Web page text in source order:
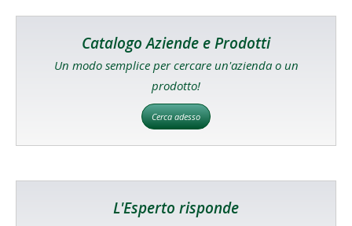
Catalogo Aziende e Prodotti
Un modo semplice per cercare un'azienda o un
prodotto!
Cerca adesso
L'Esperto risponde